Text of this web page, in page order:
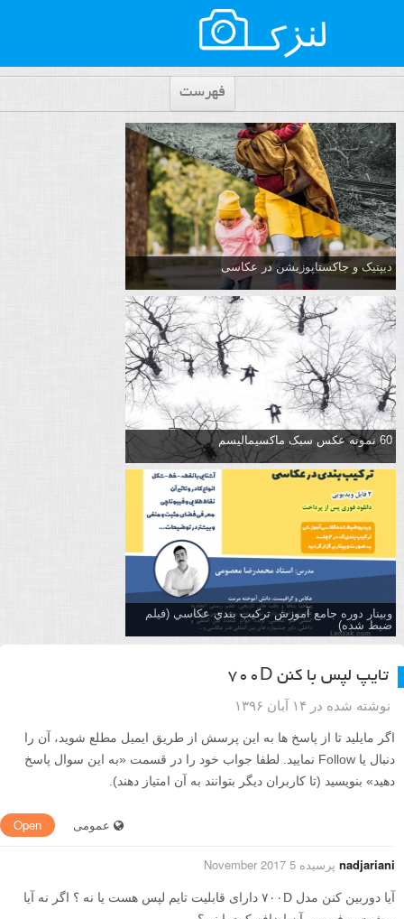
فهرست
دیپتیک و جاکستا‌پوزیشن در عکاسی
60 نمونه عکس سبک ماکسیمالیسم
وبینار دوره جامع آموزش تركيب بندي عكاسي (فیلم
ضبط شده)
تایپ لپس با کنن ۷۰۰D
نوشته شده در ۱۴ آبان ۱۳۹۶
اگر مایلید تا از پاسخ ها به این پرسش از طریق ایمیل مطلع شوید، آن را
دنبال یا Follow نمایید. لطفا جواب خود را در قسمت «به این سوال پاسخ
دهید» بنویسید (تا کاربران دیگر بتوانند به آن امتیاز دهند).
Open عمومی
nadjariani پرسیده 5 November 2017
آیا دوربین کنن مدل ۷۰۰D دارای قابلیت تایم لپس هست یا نه ؟ اگر نه آیا